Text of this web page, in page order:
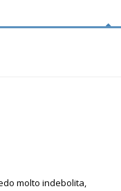
molto indebolita,